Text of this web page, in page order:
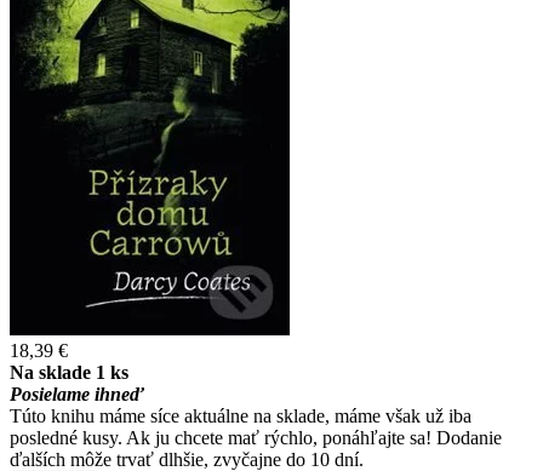
18,39 €
Na sklade 1 ks
Posielame ihneď
Túto knihu máme síce aktuálne na sklade, máme však už iba
posledné kusy. Ak ju chcete mať rýchlo, ponáhľajte sa! Dodanie
ďalších môže trvať dlhšie, zvyčajne do 10 dní.